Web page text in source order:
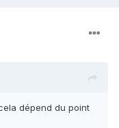
dépend du point